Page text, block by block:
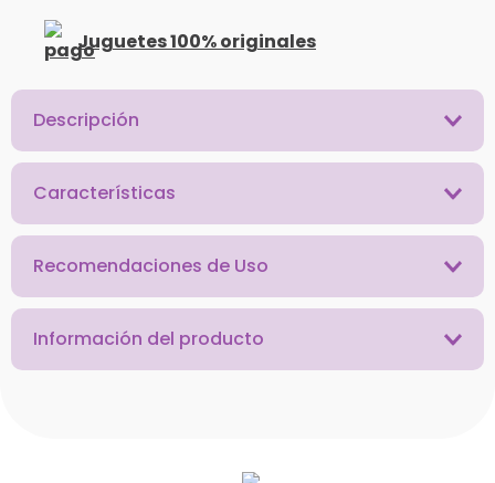
Juguetes 100% originales
Descripción
Características
Recomendaciones de Uso
Información del producto